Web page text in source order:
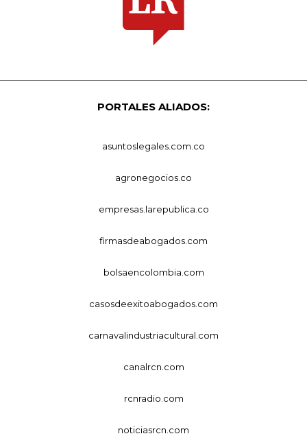
PORTALES ALIADOS:
asuntoslegales.com.co
agronegocios.co
empresas.larepublica.co
firmasdeabogados.com
bolsaencolombia.com
casosdeexitoabogados.com
carnavalindustriacultural.com
canalrcn.com
rcnradio.com
noticiasrcn.com